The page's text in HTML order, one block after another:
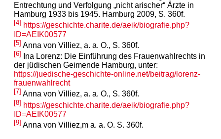
Entrechtung und Verfolgung „nicht arischer“ Ärzte in
Hamburg 1933 bis 1945. Hamburg 2009, S. 360f.
[4] https://geschichte.charite.de/aeik/biografie.php?
ID=AEIK00577
[5] Anna von Villiez, a. a. O., S. 360f.
[6]
Ina Lorenz: Die Einführung des Frauenwahlrechts in
der jüdischen Geimende Hamburg, unter:
https://juedische-geschichte-online.net/beitrag/lorenz-
frauenwahlrecht
[7] Anna von Villiez, a. a. O., S. 360f.
[8] https://geschichte.charite.de/aeik/biografie.php?
ID=AEIK00577
[9] Anna von Villiez,m a. a. O. S. 360f.